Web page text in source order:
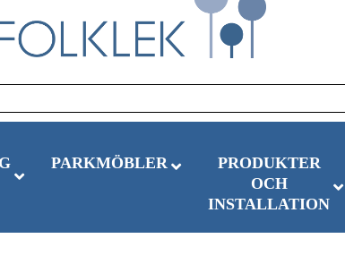
PARKMÖBLER
PRODUKTER
OCH
INSTALLATION